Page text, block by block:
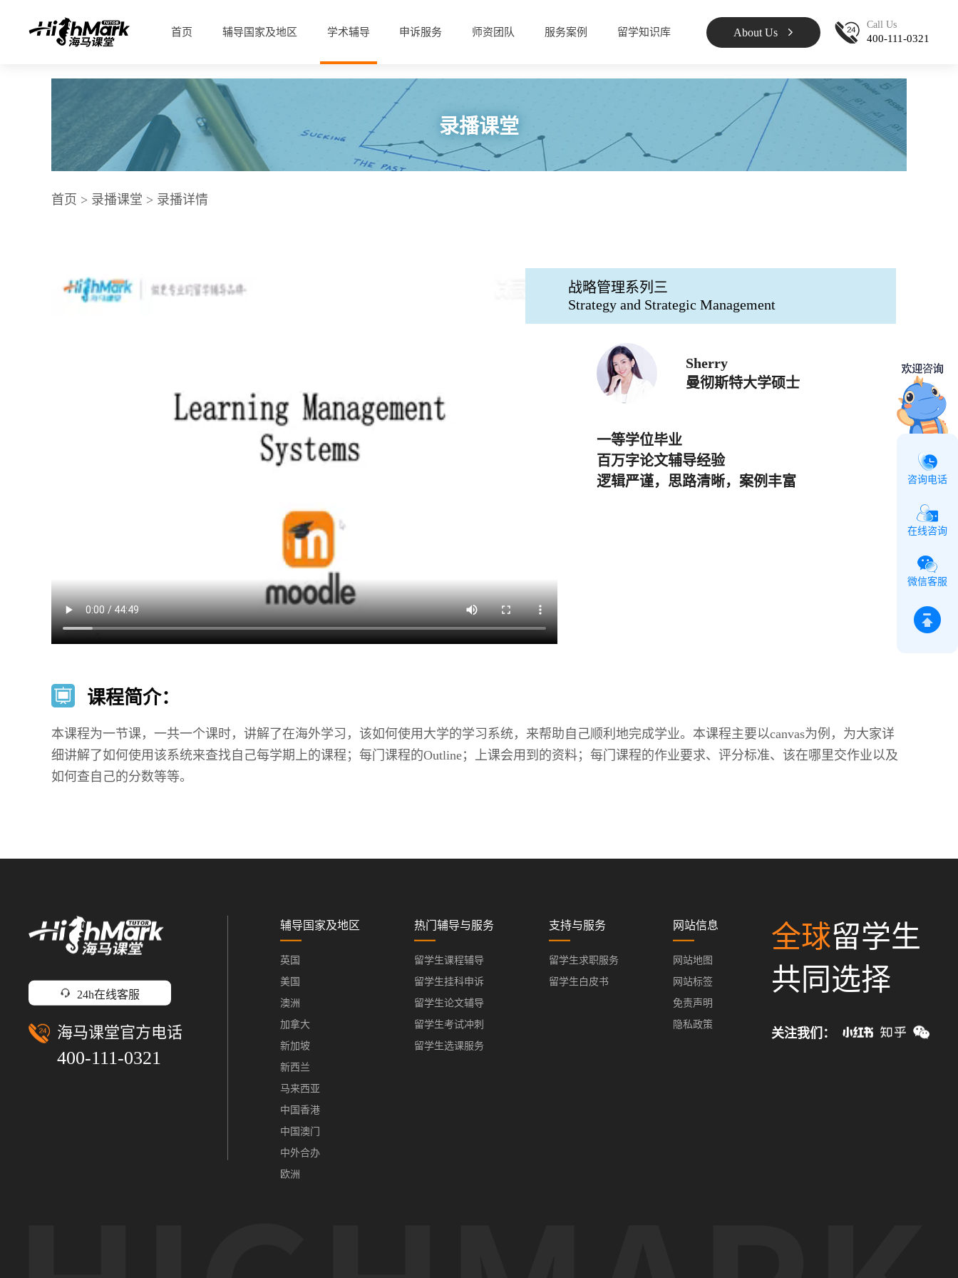
首页 辅导国家及地区 学术辅导 申诉服务 师资团队 服务案例 留学知识库 About Us
Call Us
400-111-0321
录播课堂
首页 > 录播课堂 > 录播详情
战略管理系列三
Strategy and Strategic Management
Sherry
曼彻斯特大学硕士
一等学位毕业
百万字论文辅导经验
逻辑严谨，思路清晰，案例丰富
课程简介：
本课程为一节课，一共一个课时，讲解了在海外学习，该如何使用大学的学习系统，来帮助自己顺利地完成学业。本课程主要以canvas为例，为大家详
细讲解了如何使用该系统来查找自己每学期上的课程；每门课程的Outline；上课会用到的资料；每门课程的作业要求、评分标准、该在哪里交作业以及
如何查自己的分数等等。
24h在线客服
海马课堂官方电话
400-111-0321
辅导国家及地区
英国
美国
澳洲
加拿大
新加坡
新西兰
马来西亚
中国香港
中国澳门
中外合办
欧洲
热门辅导与服务
留学生课程辅导
留学生挂科申诉
留学生论文辅导
留学生考试冲刺
留学生选课服务
支持与服务
留学生求职服务
留学生白皮书
网站信息
网站地图
网站标签
免责声明
隐私政策
全球留学生
共同选择
关注我们：
咨询电话
在线咨询
微信客服